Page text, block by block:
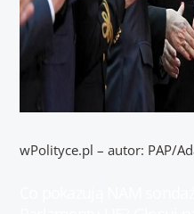
wPolityce.pl – autor: PAP/